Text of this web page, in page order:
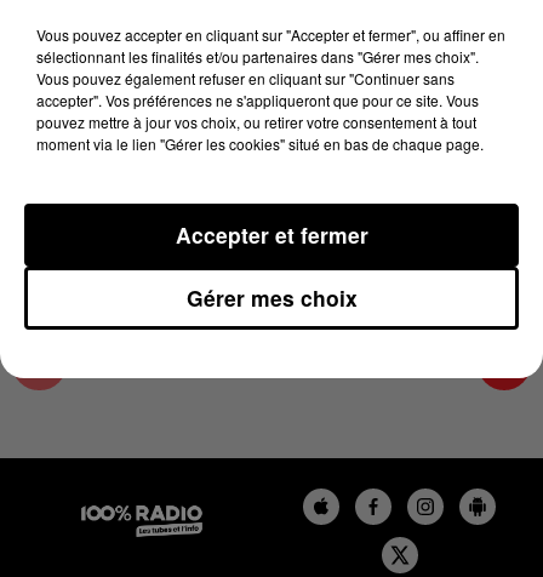
31 mai 2023 - 2 min 17 sec
LES INFOS DE L'ARIEGE DU 31/05/2023 À
14H59
Podcasts infos de l'Ariège
Vous pouvez accepter en cliquant sur "Accepter et fermer", ou affiner en
sélectionnant les finalités et/ou partenaires dans "Gérer mes choix".
Vous pouvez également refuser en cliquant sur "Continuer sans
accepter". Vos préférences ne s'appliqueront que pour ce site. Vous
pouvez mettre à jour vos choix, ou retirer votre consentement à tout
moment via le lien "Gérer les cookies" situé en bas de chaque page.
Gérer mes choix
Accepter et fermer